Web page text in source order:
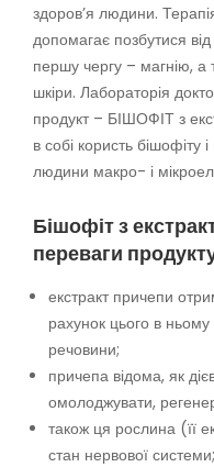
здоров’я людини.
допомагає позбутися
першу чергу – магнію, а
шкіри. Лабораторія
продукт – БІШОФІТ з
в собі користь бішофіту
людини макро- і
Бішофіт з
переваги
екстракт причепи
рахунок цього в ньому
речовини;
причепа відома, як
омолоджувати,
також ця рослина (її
стан нервової системи;